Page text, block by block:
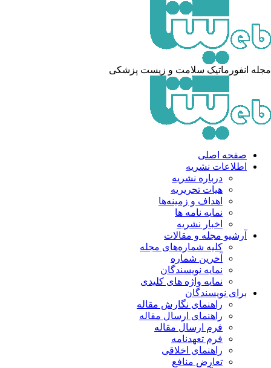
انفورماتیک سلامت و زیست پزشکی
صفحه اصلی
اطلاعات نشریه
درباره نشریه
هیات تحریریه
اهداف و زمینه‌ها
نمایه نامه ها
اخبار نشریه
آرشیو مجله و مقالات
کلیه شماره‌های مجله
آخرین شماره
نمایه نویسندگان
نمایه واژه های کلیدی
برای نویسندگان
راهنمای نگارش مقاله
راهنمای ارسال مقاله
فرم ارسال مقاله
فرم تعهدنامه
راهنمای اخلاقی
تعارض منافع